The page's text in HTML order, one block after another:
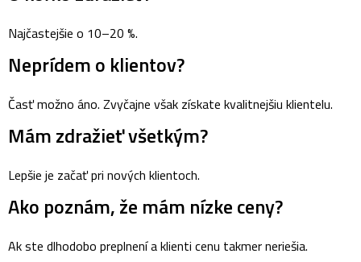
Najčastejšie o 10–20 %.
Neprídem o klientov?
Časť možno áno. Zvyčajne však získate kvalitnejšiu klientelu.
Mám zdražieť všetkým?
Lepšie je začať pri nových klientoch.
Ako poznám, že mám nízke ceny?
Ak ste dlhodobo preplnení a klienti cenu takmer neriešia.